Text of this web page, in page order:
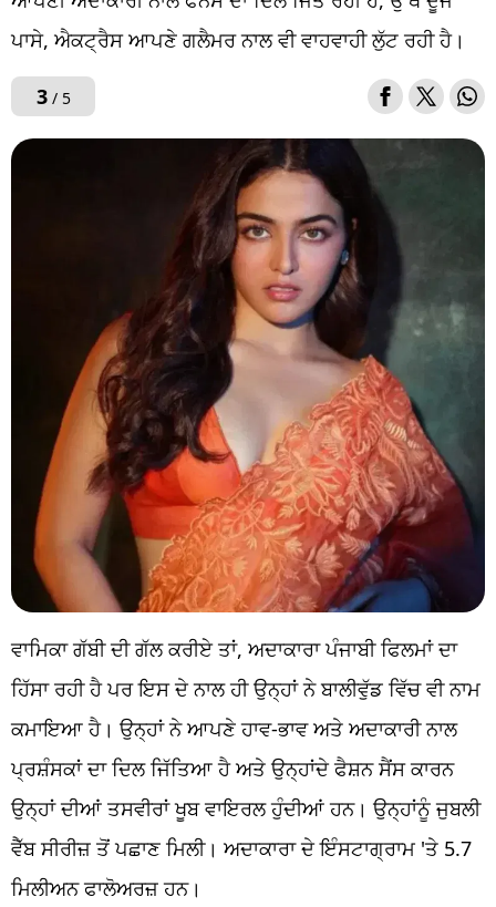
ਪਾਸੇ, ਐਕਟ੍ਰੈਸ ਆਪਣੇ ਗਲੈਮਰ ਨਾਲ ਵੀ ਵਾਹਵਾਹੀ ਲੁੱਟ ਰਹੀ ਹੈ।
3/ 5
ਵਾਮਿਕਾ ਗੱਬੀ ਦੀ ਗੱਲ ਕਰੀਏ ਤਾਂ, ਅਦਾਕਾਰਾ ਪੰਜਾਬੀ ਫਿਲਮਾਂ ਦਾ
ਹਿੱਸਾ ਰਹੀ ਹੈ ਪਰ ਇਸ ਦੇ ਨਾਲ ਹੀ ਉਨ੍ਹਾਂ ਨੇ ਬਾਲੀਵੁੱਡ ਵਿੱਚ ਵੀ ਨਾਮ
ਕਮਾਇਆ ਹੈ। ਉਨ੍ਹਾਂ ਨੇ ਆਪਣੇ ਹਾਵ-ਭਾਵ ਅਤੇ ਅਦਾਕਾਰੀ ਨਾਲ
ਪ੍ਰਸ਼ੰਸਕਾਂ ਦਾ ਦਿਲ ਜਿੱਤਿਆ ਹੈ ਅਤੇ ਉਨ੍ਹਾਂਦੇ ਫੈਸ਼ਨ ਸੈਂਸ ਕਾਰਨ
ਉਨ੍ਹਾਂ ਦੀਆਂ ਤਸਵੀਰਾਂ ਖੂਬ ਵਾਇਰਲ ਹੁੰਦੀਆਂ ਹਨ। ਉਨ੍ਹਾਂਨੂੰ ਜੁਬਲੀ
ਵੈੱਬ ਸੀਰੀਜ਼ ਤੋਂ ਪਛਾਣ ਮਿਲੀ। ਅਦਾਕਾਰਾ ਦੇ ਇੰਸਟਾਗ੍ਰਾਮ 'ਤੇ 5.7
ਮਿਲੀਅਨ ਫਾਲੋਅਰਜ਼ ਹਨ।